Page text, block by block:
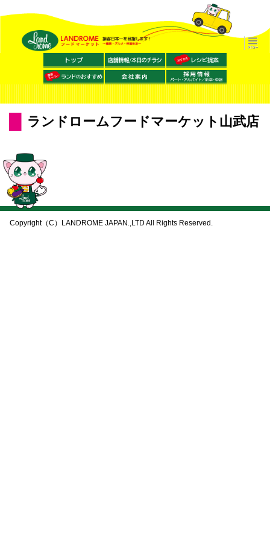
ランドロームフードマーケット山武店
Copyright（C）LANDROME JAPAN.,LTD All Rights Reserved.